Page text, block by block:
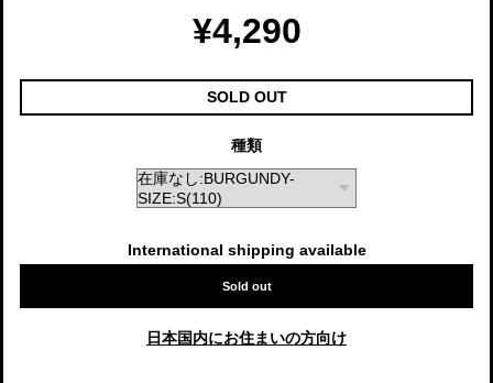
¥4,290
SOLD OUT
種類
International shipping available
Sold out
日本国内にお住まいの方向け